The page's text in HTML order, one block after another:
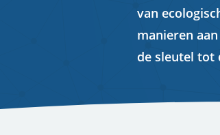
van
manieren
de sleutel tot